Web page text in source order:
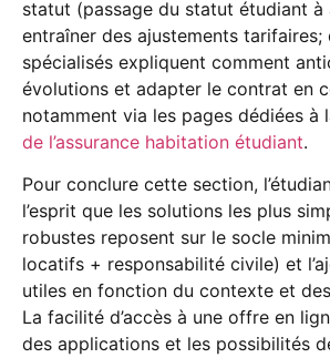
statut (passage du statut étudiant
entraîner des ajustements tarifaires;
spécialisés expliquent comment
évolutions et adapter le contrat en
notamment via les pages dédiées à
de l’assurance habitation étudiant.
Pour conclure cette section,
l’esprit que les solutions les plus
robustes reposent sur le socle
locatifs + responsabilité civile) et
utiles en fonction du contexte et
La facilité d’accès à une offre en
des applications et les possibilités